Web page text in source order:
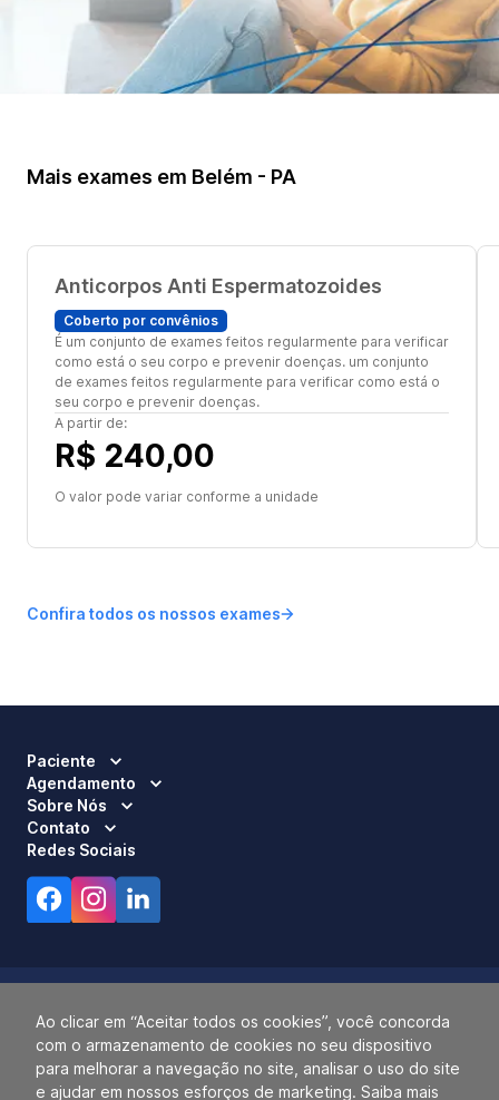
Ao clicar em “Aceitar todos os cookies”, você concorda
com o armazenamento de cookies no seu dispositivo
para melhorar a navegação no site, analisar o uso do site
e ajudar em nossos esforços de marketing. Saiba mais
Mais exames em Belém - PA
Anticorpos Anti Espermatozoides
Coberto por convênios
É um conjunto de exames feitos regularmente para verificar
como está o seu corpo e prevenir doenças. um conjunto
de exames feitos regularmente para verificar como está o
seu corpo e prevenir doenças.
A partir de:
R$ 240,00
O valor pode variar conforme a unidade
Confira todos os nossos exames
Paciente
Agendamento
Sobre Nós
Contato
Redes Sociais
Responsável Técnico:
Dra. Luci Mara Barbiero – CRM 120.433/SP
2026 ALLIANÇA. TODOS OS DIREITOS RESERVADOS.
14.055.768/0001-77.